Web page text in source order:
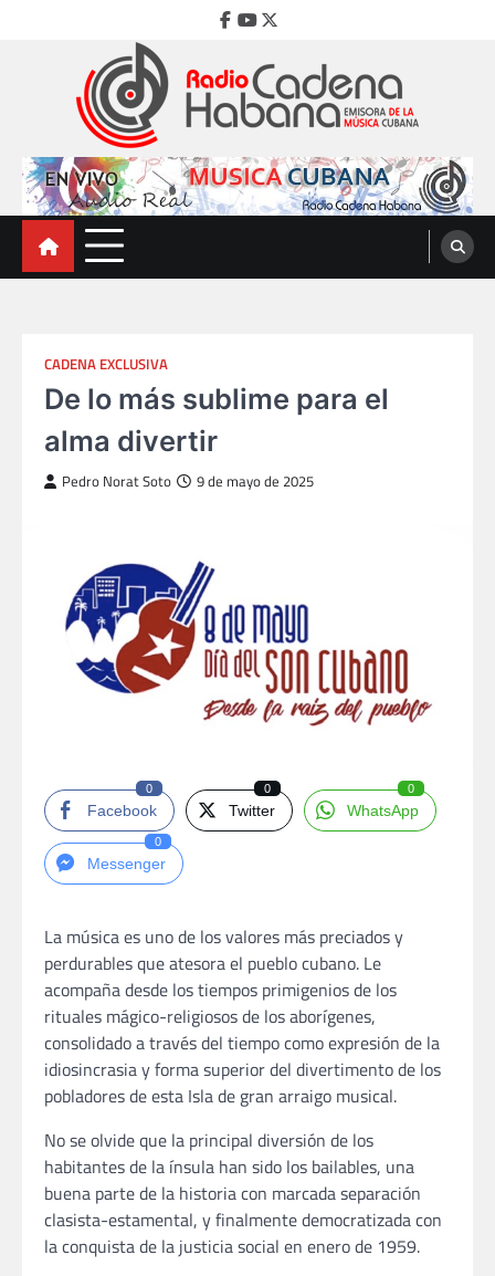
Facebook
Youtube
Twitter
Radio Cadena Habana
Emisora de la Música Cubana
CADENA EXCLUSIVA
De lo más sublime para el
alma divertir
Pedro Norat Soto 9 de mayo de 2025
Facebook
0
Twitter
0
WhatsApp
0
Messenger
0
La música es uno de los valores más preciados y
perdurables que atesora el pueblo cubano. Le
acompaña desde los tiempos primigenios de los
rituales mágico-religiosos de los aborígenes,
consolidado a través del tiempo como expresión de la
idiosincrasia y forma superior del divertimento de los
pobladores de esta Isla de gran arraigo musical.
No se olvide que la principal diversión de los
habitantes de la ínsula han sido los bailables, una
buena parte de la historia con marcada separación
clasista-estamental, y finalmente democratizada con
la conquista de la justicia social en enero de 1959.